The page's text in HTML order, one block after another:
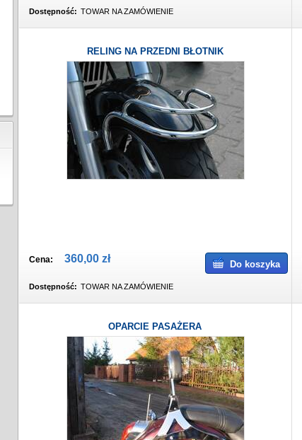
Dostępność: TOWAR NA ZAMÓWIENIE
RELING NA PRZEDNI BŁOTNIK
Cena: 360,00 zł Do koszyka
Dostępność: TOWAR NA ZAMÓWIENIE
OPARCIE PASAŻERA